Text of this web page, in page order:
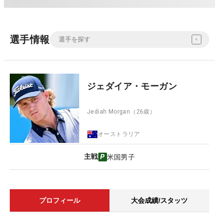
選手情報
ジェダイア・モーガン
Jediah Morgan （26歳）
オーストラリア
主戦 米国男子
プロフィール 大会成績/スタッツ